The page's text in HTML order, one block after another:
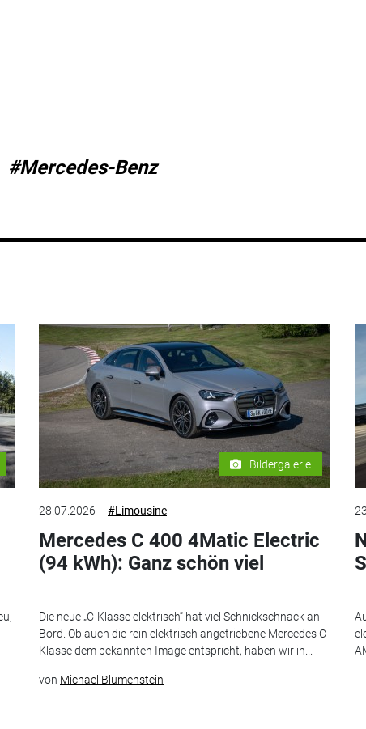
#Mercedes-Benz
Bildergalerie
28.07.2026 #Limousine
Mercedes C 400 4Matic Electric
(94 kWh): Ganz schön viel
Die neue „C-Klasse elektrisch“ hat viel Schnickschnack an
Bord. Ob auch die rein elektrisch angetriebene Mercedes C-
Klasse dem bekannten Image entspricht, haben wir in...
von Michael Blumenstein